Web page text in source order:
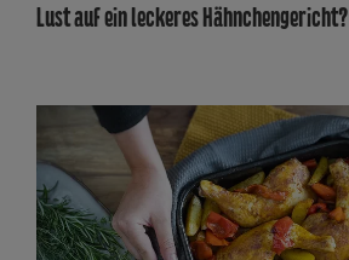
Lust auf ein leckeres Hähnchengericht?